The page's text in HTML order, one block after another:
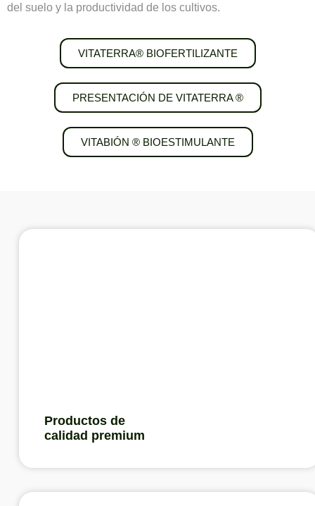
del suelo y la productividad de los cultivos.
VITATERRA® BIOFERTILIZANTE
PRESENTACIÓN DE VITATERRA ®
VITABIÓN ® BIOESTIMULANTE
Productos de
calidad premium